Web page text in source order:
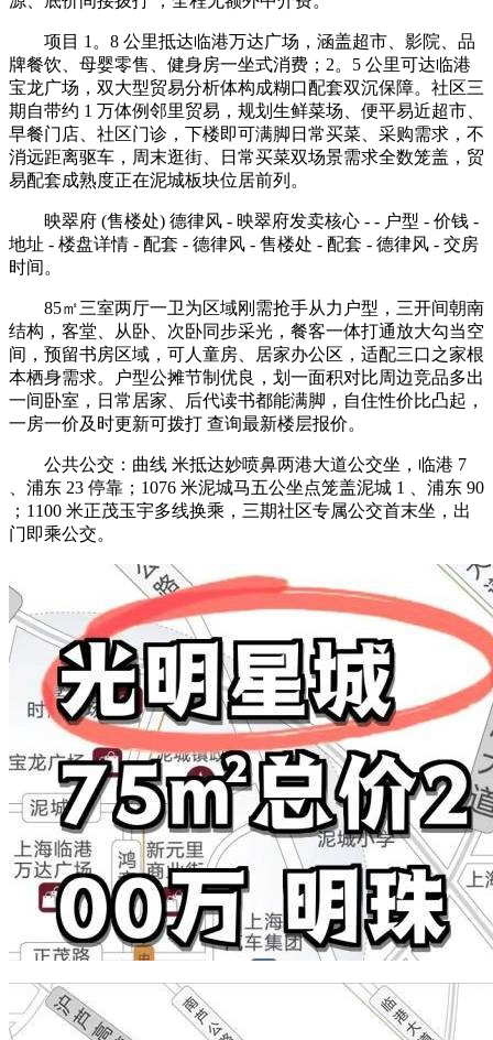
项目 1。8 公里抵达临港万达广场，涵盖超市、影院、品
牌餐饮、母婴零售、健身房一坐式消费；2。5 公里可达临港
宝龙广场，双大型贸易分析体构成糊口配套双沉保障。社区三
期自带约 1 万体例邻里贸易，规划生鲜菜场、便平易近超市、
早餐门店、社区门诊，下楼即可满脚日常买菜、采购需求，不
消远距离驱车，周末逛街、日常买菜双场景需求全数笼盖，贸
易配套成熟度正在泥城板块位居前列。
映翠府 (售楼处) 德律风 - 映翠府发卖核心 - - 户型 - 价钱 -
地址 - 楼盘详情 - 配套 - 德律风 - 售楼处 - 配套 - 德律风 - 交房
时间。
85㎡三室两厅一卫为区域刚需抢手从力户型，三开间朝南
结构，客堂、从卧、次卧同步采光，餐客一体打通放大勾当空
间，预留书房区域，可人童房、居家办公区，适配三口之家根
本栖身需求。户型公摊节制优良，划一面积对比周边竞品多出
一间卧室，日常居家、后代读书都能满脚，自住性价比凸起，
一房一价及时更新可拨打 查询最新楼层报价。
公共公交：曲线 米抵达妙喷鼻两港大道公交坐，临港 7
、浦东 23 停靠；1076 米泥城马五公坐点笼盖泥城 1 、浦东 90
；1100 米正茂玉宇多线换乘，三期社区专属公交首末坐，出
门即乘公交。